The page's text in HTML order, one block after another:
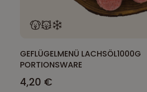
GEFLÜGELMENÜ LACHSÖL1000G
PORTIONSWARE
4,20 €